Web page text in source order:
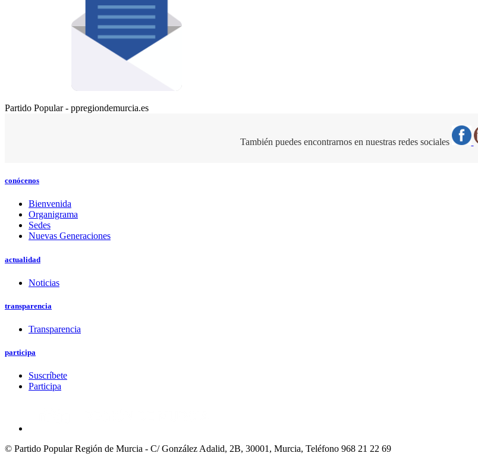
Partido Popular - ppregiondemurcia.es
También puedes encontrarnos en nuestras redes sociales
conócenos
Bienvenida
Organigrama
Sedes
Nuevas Generaciones
actualidad
Noticias
transparencia
Transparencia
participa
Suscríbete
Participa
© Partido Popular Región de Murcia - C/ González Adalid, 2B, 30001, Murcia, Teléfono 968 21 22 69